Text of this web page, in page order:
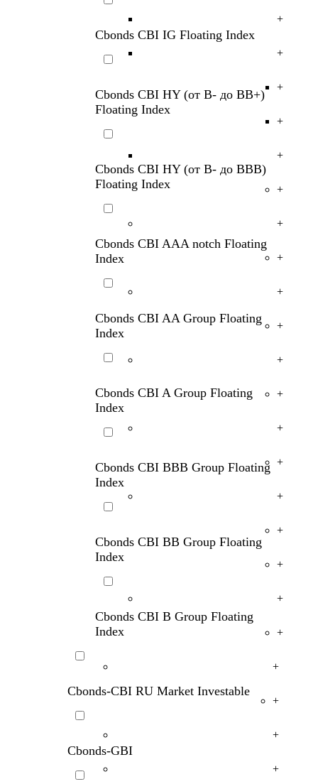
Cbonds CBI IG Floating Index
Cbonds CBI HY (от B- до BB+)
Floating Index
Cbonds CBI HY (от B- до BBB)
Floating Index
Cbonds CBI AAA notch Floating
Index
+
Cbonds CBI AA Group Floating
Index
+
Cbonds CBI A Group Floating
Index
+
Cbonds CBI BBB Group Floating
Index
+
Cbonds CBI BB Group Floating
Index
+
Cbonds CBI B Group Floating
Index
+
Cbonds-CBI RU Market Investable
+
Cbonds-GBI
+
+
+
+
+
+
+
+
+
+
+
+
+
+
+
+